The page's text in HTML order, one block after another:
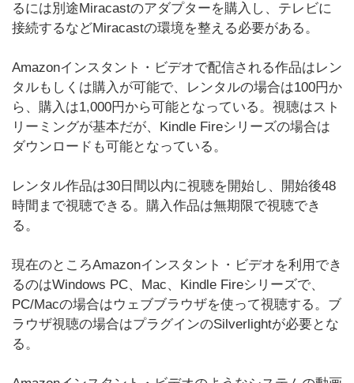
るには別途Miracastのアダプターを購入し、テレビに
接続するなどMiracastの環境を整える必要がある。
Amazonインスタント・ビデオで配信される作品はレン
タルもしくは購入が可能で、レンタルの場合は100円か
ら、購入は1,000円から可能となっている。視聴はスト
リーミングが基本だが、Kindle Fireシリーズの場合は
ダウンロードも可能となっている。
レンタル作品は30日間以内に視聴を開始し、開始後48
時間まで視聴できる。購入作品は無期限で視聴でき
る。
現在のところAmazonインスタント・ビデオを利用でき
るのはWindows PC、Mac、Kindle Fireシリーズで、
PC/Macの場合はウェブブラウザを使って視聴する。ブ
ラウザ視聴の場合はプラグインのSilverlightが必要とな
る。